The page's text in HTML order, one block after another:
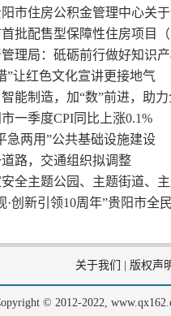
市住房公积金管理中心关
首批配售型保障性住房项目
理局：砥砺前行做好知识
”让红色文化宣讲更接地气
能制造，加“数”前进，助
一季度CPI同比上涨0.1%
急两用”公共基础设施建设
路，交通组织拟调整
全主题公园、主题街道、
·创新引领10周年”贵阳市全
关于我们 版权声
© 2012-2022,